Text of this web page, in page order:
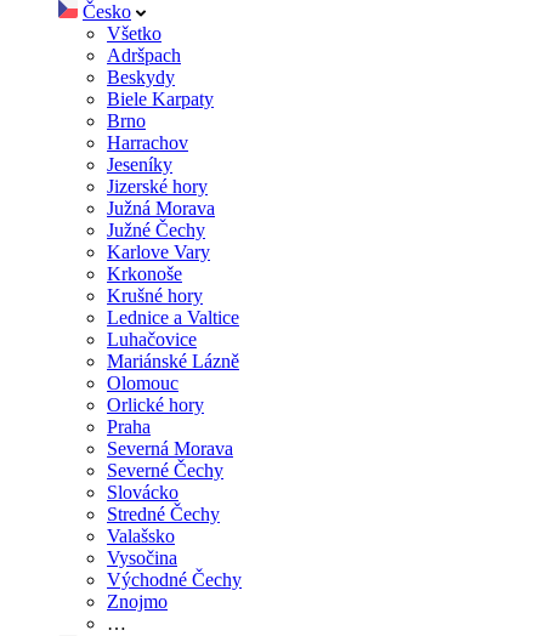
Česko
Všetko
Adršpach
Beskydy
Biele Karpaty
Brno
Harrachov
Jeseníky
Jizerské hory
Južná Morava
Južné Čechy
Karlove Vary
Krkonoše
Krušné hory
Lednice a Valtice
Luhačovice
Mariánské Lázně
Olomouc
Orlické hory
Praha
Severná Morava
Severné Čechy
Slovácko
Stredné Čechy
Valašsko
Vysočina
Východné Čechy
Znojmo
…